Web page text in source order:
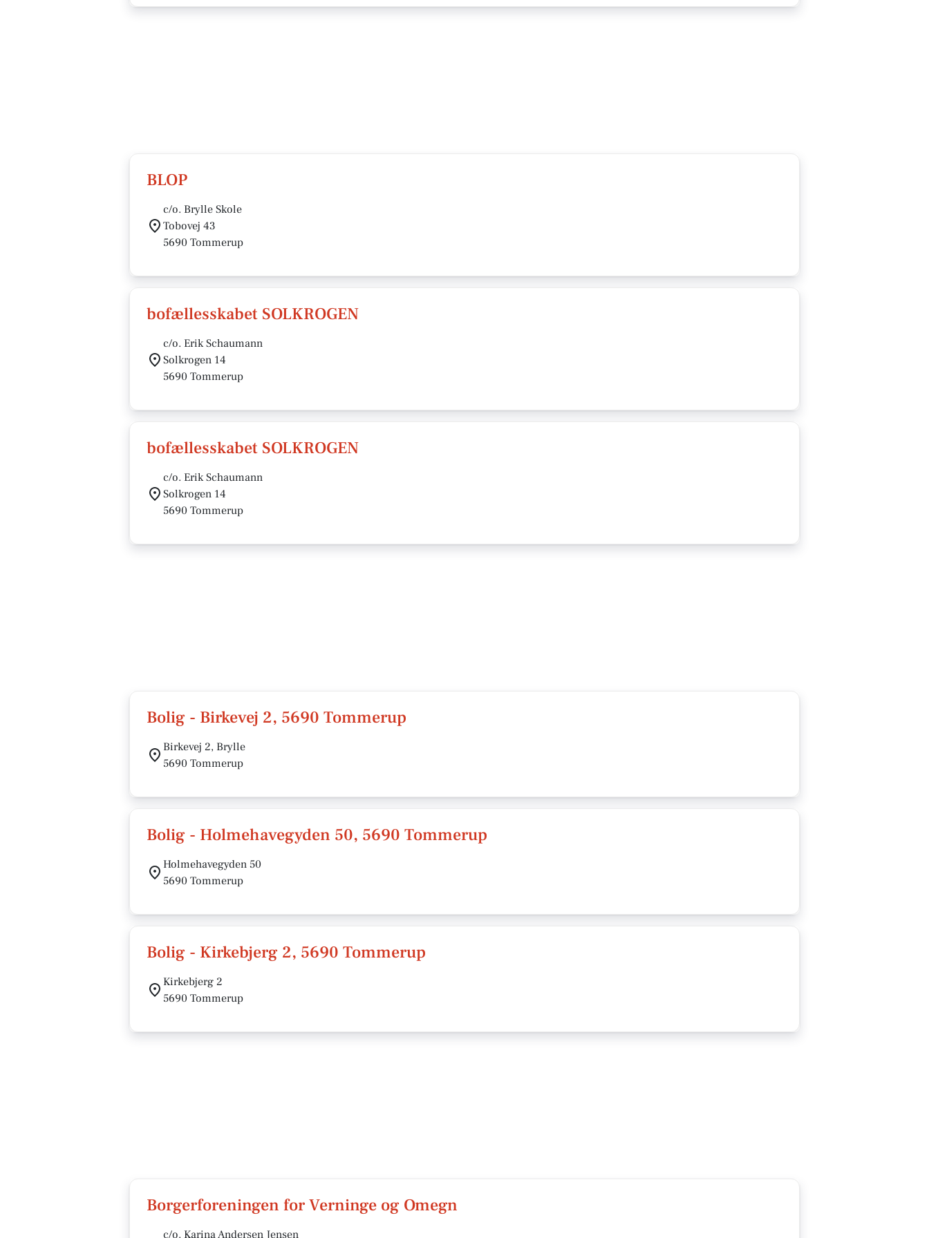
BLOP
c/o. Brylle Skole
Tobovej 43
5690 Tommerup
bofællesskabet SOLKROGEN
c/o. Erik Schaumann
Solkrogen 14
5690 Tommerup
bofællesskabet SOLKROGEN
c/o. Erik Schaumann
Solkrogen 14
5690 Tommerup
Bolig - Birkevej 2, 5690 Tommerup
Birkevej 2, Brylle
5690 Tommerup
Bolig - Holmehavegyden 50, 5690 Tommerup
Holmehavegyden 50
5690 Tommerup
Bolig - Kirkebjerg 2, 5690 Tommerup
Kirkebjerg 2
5690 Tommerup
Borgerforeningen for Verninge og Omegn
c/o. Karina Andersen Jensen